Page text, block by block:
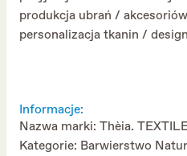
produkcja ubrań /
personalizacja tkanin /
Informacje:
Nazwa marki: Thèia.
Kategorie: Barwierstwo